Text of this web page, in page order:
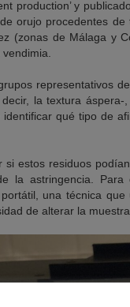
production’ y
orujo procedentes
(zonas de Málaga y
representativos
la textura
qué tipo de
estos residuos
la astringencia.
una técnica
de alterar la muestra.